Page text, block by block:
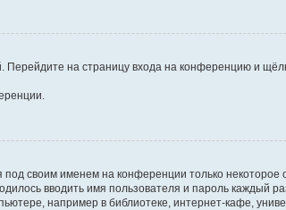
Перейдите на страницу входа на конференцию и
под своим именем на конференции только
вводить имя пользователя и пароль каждый
например в библиотеке, интернет-кафе,